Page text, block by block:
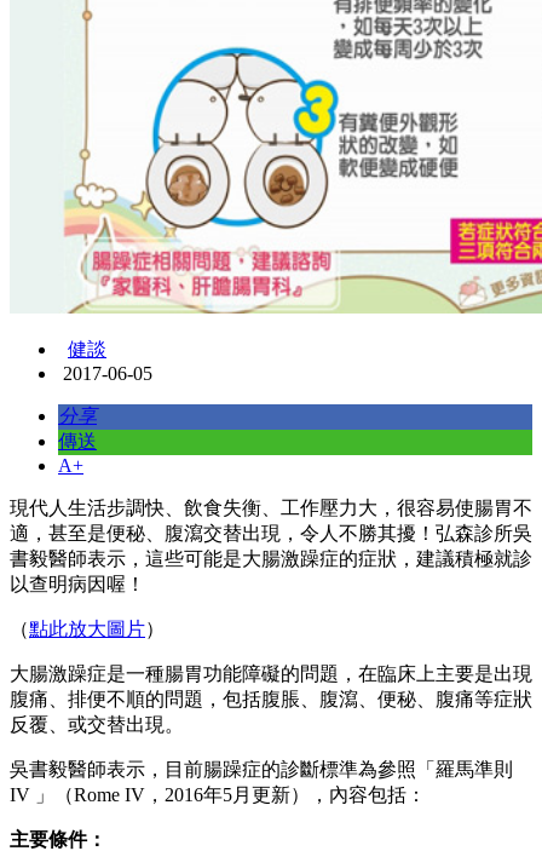
健談
2017-06-05
分享
傳送
A+
現代人生活步調快、飲食失衡、工作壓力大，很容易使腸胃不
適，甚至是便秘、腹瀉交替出現，令人不勝其擾！弘森診所吳
書毅醫師表示，這些可能是大腸激躁症的症狀，建議積極就診
以查明病因喔！
（點此放大圖片）
大腸激躁症是一種腸胃功能障礙的問題，在臨床上主要是出現
腹痛、排便不順的問題，包括腹脹、腹瀉、便秘、腹痛等症狀
反覆、或交替出現。
吳書毅醫師表示，目前腸躁症的診斷標準為參照「羅馬準則
IV 」（Rome IV，2016年5月更新），內容包括：
主要條件：